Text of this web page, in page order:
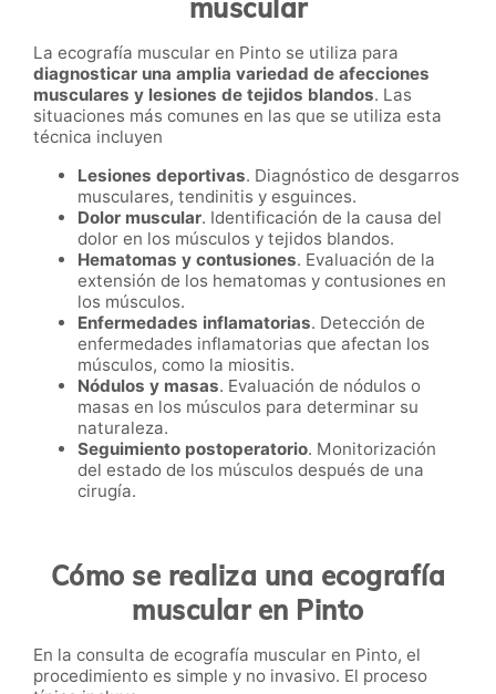
muscular
La ecografía muscular en Pinto se utiliza para
diagnosticar una amplia variedad de afecciones
musculares y lesiones de tejidos blandos. Las
situaciones más comunes en las que se utiliza esta
técnica incluyen
Lesiones deportivas. Diagnóstico de desgarros
musculares, tendinitis y esguinces.
Dolor muscular. Identificación de la causa del
dolor en los músculos y tejidos blandos.
Hematomas y contusiones. Evaluación de la
extensión de los hematomas y contusiones en
los músculos.
Enfermedades inflamatorias. Detección de
enfermedades inflamatorias que afectan los
músculos, como la miositis.
Nódulos y masas. Evaluación de nódulos o
masas en los músculos para determinar su
naturaleza.
Seguimiento postoperatorio. Monitorización
del estado de los músculos después de una
cirugía.
Cómo se realiza una ecografía
muscular en Pinto
En la consulta de ecografía muscular en Pinto, el
procedimiento es simple y no invasivo. El proceso